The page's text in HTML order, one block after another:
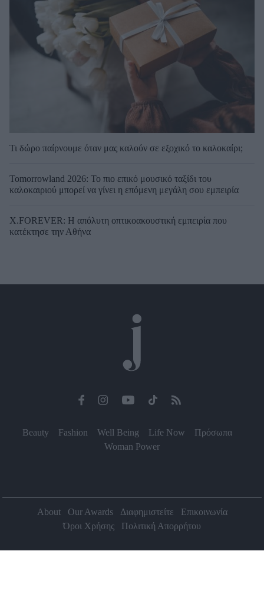
Τι δώρο παίρνουμε όταν μας καλούν σε εξοχικό το καλοκαίρι;
Tomorrowland 2026: Το πιο επικό μουσικό ταξίδι του
καλοκαιριού μπορεί να γίνει η επόμενη μεγάλη σου εμπειρία
X.FOREVER: Η απόλυτη οπτικοακουστική εμπειρία που
κατέκτησε την Αθήνα
Beauty Fashion Well Being Life Now
Πρόσωπα
Woman Power
About Our Awards Διαφημιστείτε
Επικοινωνία
Όροι Χρήσης
Πολιτική Απορρήτου